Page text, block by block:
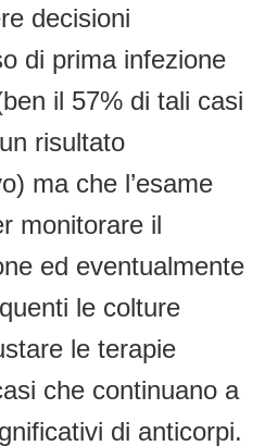
decisioni
di prima infezione
il 57% di tali casi
risultato
ma che l’esame
monitorare il
ed eventualmente
le colture
le terapie
che continuano a
di anticorpi.